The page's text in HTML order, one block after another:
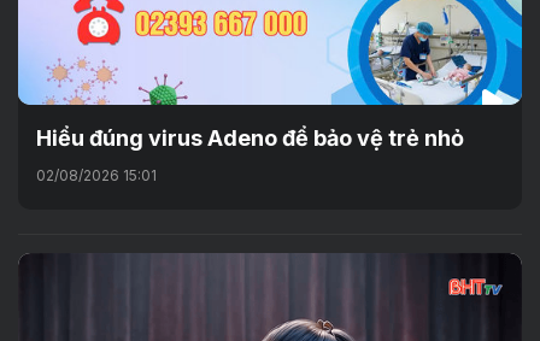
Hiểu đúng virus Adeno để bảo vệ trẻ nhỏ
02/08/2026 15:01